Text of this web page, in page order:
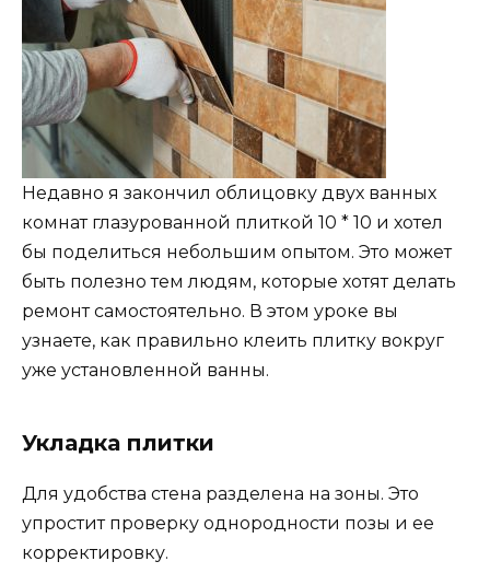
Недавно я закончил облицовку двух ванных
комнат глазурованной плиткой 10 * 10 и хотел
бы поделиться небольшим опытом. Это может
быть полезно тем людям, которые хотят делать
ремонт самостоятельно. В этом уроке вы
узнаете, как правильно клеить плитку вокруг
уже установленной ванны.
Укладка плитки
Для удобства стена разделена на зоны. Это
упростит проверку однородности позы и ее
корректировку.